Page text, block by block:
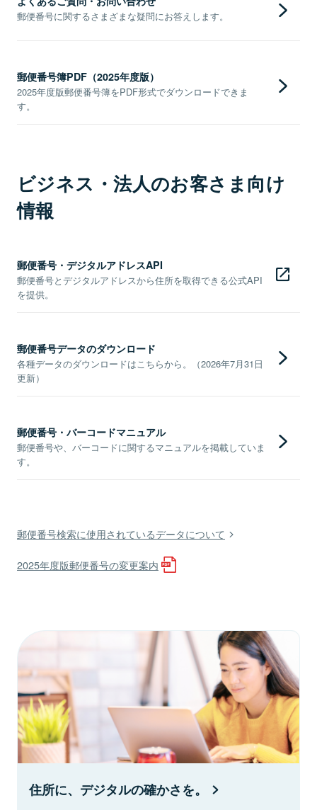
郵便番号に関するさまざまな疑問にお答えします。
郵便番号簿PDF（2025年度版）
2025年度版郵便番号簿をPDF形式でダウンロードできま
す。
ビジネス・法人のお客さま向け
情報
郵便番号・デジタルアドレスAPI
郵便番号とデジタルアドレスから住所を取得できる公式API
を提供。
郵便番号データのダウンロード
各種データのダウンロードはこちらから。（2026年7月31日
更新）
郵便番号・バーコードマニュアル
郵便番号や、バーコードに関するマニュアルを掲載していま
す。
郵便番号検索に使用されているデータについて
2025年度版郵便番号の変更案内
住所に、デジタルの確かさを。